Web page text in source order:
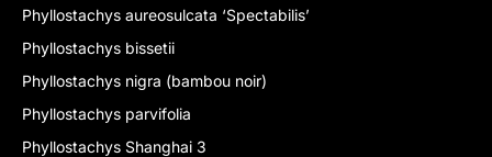
Phyllostachys aureosulcata ‘Spectabilis’
Phyllostachys bissetii
Phyllostachys nigra (bambou noir)
Phyllostachys parvifolia
Phyllostachys Shanghai 3